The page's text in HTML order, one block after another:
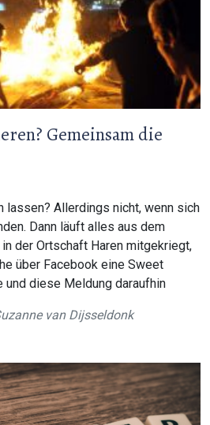
Gemeinsam die
lassen? Allerdings nicht, wenn sich
Dann läuft alles aus dem
in der Ortschaft Haren mitgekriegt,
über Facebook eine Sweet
und diese Meldung daraufhin
van Dijsseldonk